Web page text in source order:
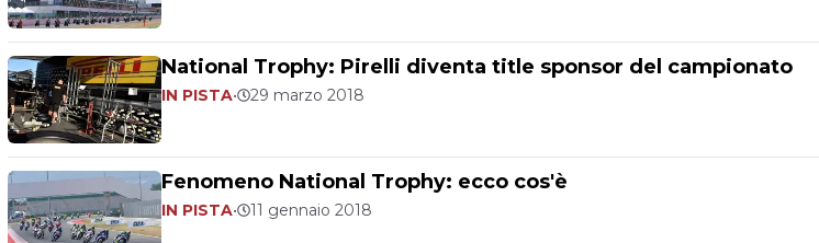
National Trophy: Pirelli diventa title sponsor del campionato
IN PISTA• 29 marzo 2018
Fenomeno National Trophy: ecco cos'è
IN PISTA• 11 gennaio 2018